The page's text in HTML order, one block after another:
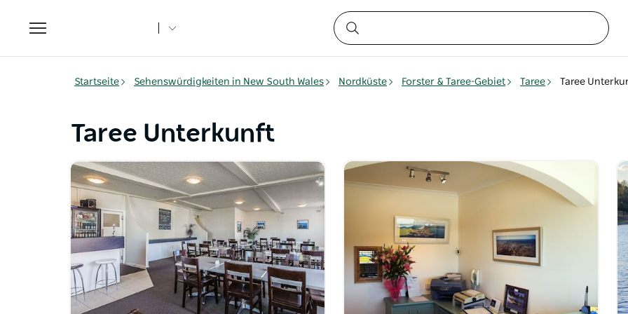
Toggle
navigation
Startseite Sehenswürdigkeiten in New South Wales Nordküste Forster & Taree-Gebiet Taree Taree
Taree Unterkunft